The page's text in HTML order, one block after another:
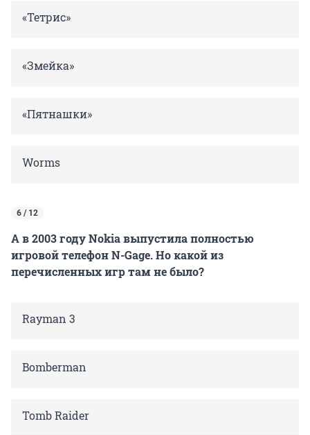
«Тетрис»
«Змейка»
«Пятнашки»
Worms
6 / 12
А в 2003 году Nokia выпустила полностью
игровой телефон N-Gage. Но какой из
перечисленных игр там не было?
Rayman 3
Bomberman
Tomb Raider